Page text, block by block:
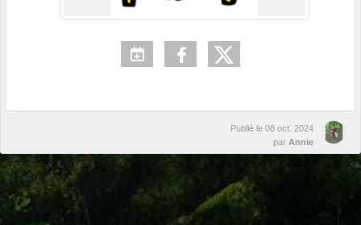
Publié le 08 oct. 2024
par Annie